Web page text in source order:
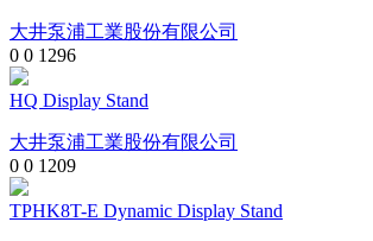
大井泵浦工業股份有限公司
0 0 1296
HQ Display Stand
大井泵浦工業股份有限公司
0 0 1209
TPHK8T-E Dynamic Display Stand